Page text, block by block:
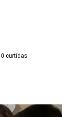
0 curtidas